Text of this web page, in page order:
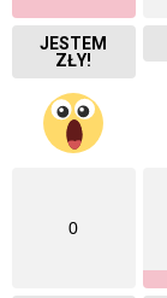
JESTEM
ZŁY!
0